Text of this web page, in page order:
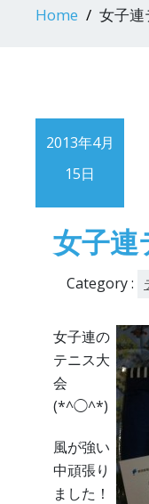
Home 女子連
2013年4月
15日
女子連
Category :
女子連の
テニス大
会
(*^◯^*)
風が強い
中頑張り
ました！